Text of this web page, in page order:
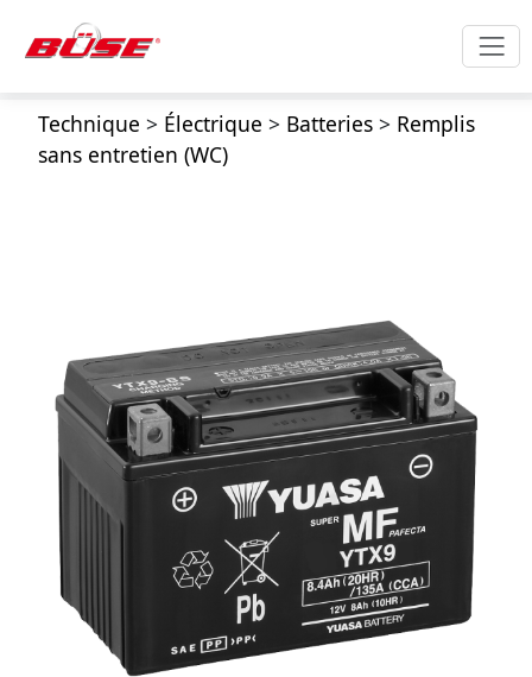
Technique > Électrique > Batteries> Remplis
sans entretien (WC)